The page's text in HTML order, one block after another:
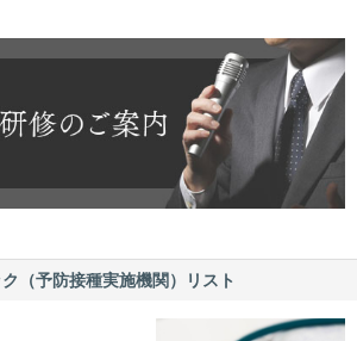
（予防接種実施機関）リスト